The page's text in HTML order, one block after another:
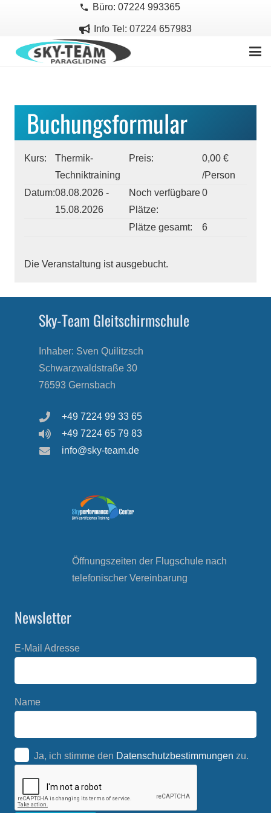
phone Büro: 07224 993365
Info Tel: 07224 657983
Buchungsformular
Kurs:
Thermik-
Techniktraining
Preis:
0,00 €
/Person
Datum:08.08.2026 -
15.08.2026
Noch verfügbare
Plätze:
0
Plätze gesamt: 6
Die Veranstaltung ist ausgebucht.
Sky-Team Gleitschirmschule
Inhaber: Sven Quilitzsch
Schwarzwaldstraße 30
76593 Gernsbach
+49 7224 99 33 65
+49 7224 65 79 83
info@sky-team.de
Öffnungszeiten der Flugschule nach
telefonischer Vereinbarung
Newsletter
E-Mail Adresse
Name
Ja, ich stimme den Datenschutzbestimmungen zu.